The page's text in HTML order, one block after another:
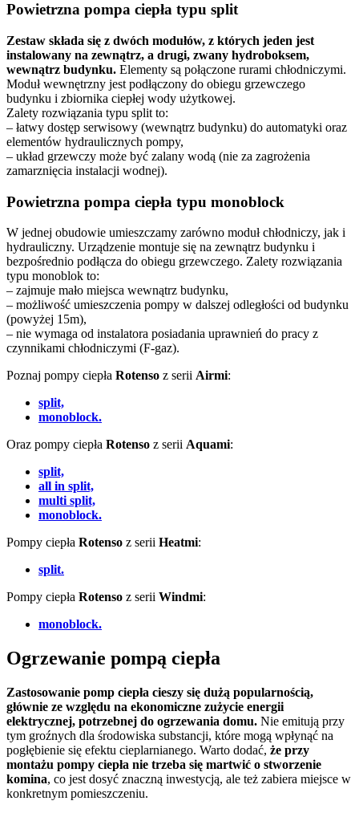
Powietrzna pompa ciepła typu split
Zestaw składa się z dwóch modułów, z których jeden jest
instalowany na zewnątrz, a drugi, zwany hydroboksem,
wewnątrz budynku. Elementy są połączone rurami chłodniczymi.
Moduł wewnętrzny jest podłączony do obiegu grzewczego
budynku i zbiornika ciepłej wody użytkowej.
Zalety rozwiązania typu split to:
– łatwy dostęp serwisowy (wewnątrz budynku) do automatyki oraz
elementów hydraulicznych pompy,
– układ grzewczy może być zalany wodą (nie za zagrożenia
zamarznięcia instalacji wodnej).
Powietrzna pompa ciepła typu monoblock
W jednej obudowie umieszczamy zarówno moduł chłodniczy, jak i
hydrauliczny. Urządzenie montuje się na zewnątrz budynku i
bezpośrednio podłącza do obiegu grzewczego. Zalety rozwiązania
typu monoblok to:
– zajmuje mało miejsca wewnątrz budynku,
– możliwość umieszczenia pompy w dalszej odległości od budynku
(powyżej 15m),
– nie wymaga od instalatora posiadania uprawnień do pracy z
czynnikami chłodniczymi (F-gaz).
Poznaj pompy ciepła Rotenso z serii Airmi:
split,
monoblock.
Oraz pompy ciepła Rotenso z serii Aquami:
split,
all in split,
multi split,
monoblock.
Pompy ciepła Rotenso z serii Heatmi:
split.
Pompy ciepła Rotenso z serii Windmi:
monoblock.
Ogrzewanie pompą ciepła
Zastosowanie pomp ciepła cieszy się dużą popularnością,
głównie ze względu na ekonomiczne zużycie energii
elektrycznej, potrzebnej do ogrzewania domu. Nie emitują przy
tym groźnych dla środowiska substancji, które mogą wpłynąć na
pogłębienie się efektu cieplarnianego. Warto dodać, że przy
montażu pompy ciepła nie trzeba się martwić o stworzenie
komina, co jest dosyć znaczną inwestycją, ale też zabiera miejsce w
konkretnym pomieszczeniu.